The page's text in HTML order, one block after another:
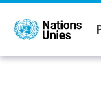
Aller au contenu